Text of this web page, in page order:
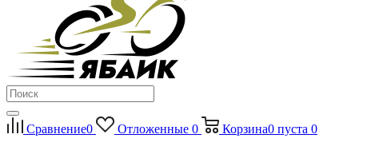
Сравнение0 Отложенные 0 Корзина0 пуста 0